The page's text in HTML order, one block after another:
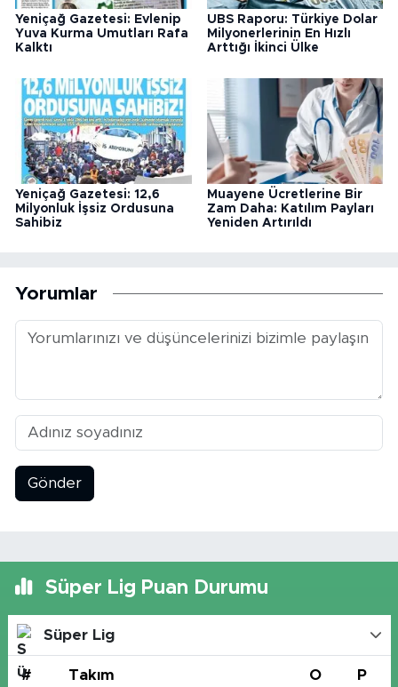
Yeniçağ Gazetesi: Evlenip
Yuva Kurma Umutları Rafa
Kalktı
UBS Raporu: Türkiye Dolar
Milyonerlerinin En Hızlı
Arttığı İkinci Ülke
Yeniçağ Gazetesi: 12,6
Milyonluk İşsiz Ordusuna
Sahibiz
Muayene Ücretlerine Bir
Zam Daha: Katılım Payları
Yeniden Artırıldı
Yorumlar
Gönder
Süper Lig Puan Durumu
Süper Lig
# Takım O P